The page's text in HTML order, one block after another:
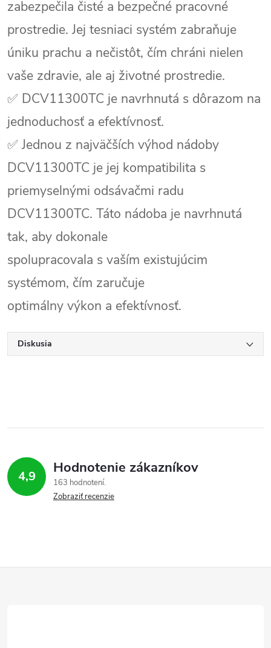
zabezpečila čisté a bezpečné pracovné
prostredie. Jej tesniaci systém zabraňuje
úniku prachu a nečistôt, čím chráni nielen
vaše zdravie, ale aj životné prostredie.
✅ DCV11300TC je navrhnutá s dôrazom na
jednoduchosť a efektívnosť.
✅ Jednou z najväčších výhod nádoby
DCV11300TC je jej kompatibilita s
priemyselnými odsávačmi radu
DCV11300TC. Táto nádoba je navrhnutá
tak, aby dokonale
spolupracovala s vaším existujúcim
systémom, čím zaručuje
optimálny výkon a efektívnosť.
Diskusia
4,9 Hodnotenie zákazníkov
163 hodnotení
Zobraziť recenzie